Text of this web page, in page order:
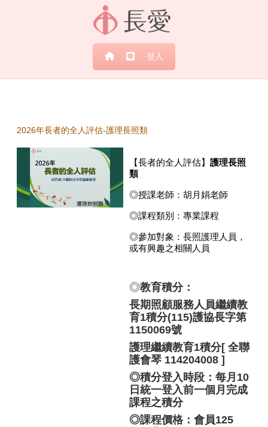
登入
2026年長者的全人評估-護理長照類
【長者的全人評估】護理長照
類
◎授課老師：胡月娟老師
◎課程類別：專業課程
◎參加對象：長照護理人員，
或有興趣之相關人員
◎教育積分：
長期照顧服務人員繼續教
育1積分(115)護協長字第
1150069號
護理繼續教育1積分[ 全聯
護會琴 114204008]
◎積分登入時段：每月10
日統一登入前一個月完成
課程之積分
◎課程價格：會員125